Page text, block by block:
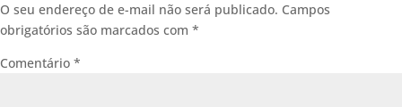
O seu endereço de e-mail não será publicado. Campos
obrigatórios são marcados com *
Comentário *